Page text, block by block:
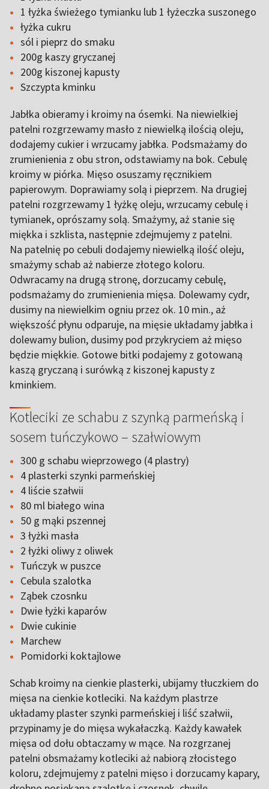
1 łyżka świeżego tymianku lub 1 łyżeczka suszonego
łyżka cukru
sól i pieprz do smaku
200g kaszy gryczanej
200g kiszonej kapusty
Szczypta kminku
Jabłka obieramy i kroimy na ósemki. Na niewielkiej
patelni rozgrzewamy masło z niewielką ilością oleju,
dodajemy cukier i wrzucamy jabłka. Podsmażamy do
zrumienienia z obu stron, odstawiamy na bok. Cebulę
kroimy w piórka. Mięso osuszamy ręcznikiem
papierowym. Doprawiamy solą i pieprzem. Na drugiej
patelni rozgrzewamy 1 łyżkę oleju, wrzucamy cebulę i
tymianek, oprószamy solą. Smażymy, aż stanie się
miękka i szklista, następnie zdejmujemy z patelni.
Na patelnię po cebuli dodajemy niewielką ilość oleju,
smażymy schab aż nabierze złotego koloru.
Odwracamy na drugą stronę, dorzucamy cebulę,
podsmażamy do zrumienienia mięsa. Dolewamy cydr,
dusimy na niewielkim ogniu przez ok. 10 min., aż
większość płynu odparuje, na mięsie układamy jabłka i
dolewamy bulion, dusimy pod przykryciem aż mięso
będzie miękkie. Gotowe bitki podajemy z gotowaną
kaszą gryczaną i surówką z kiszonej kapusty z
kminkiem.
Kotleciki ze schabu z szynką parmeńską i
sosem tuńczykowo – szałwiowym
300 g schabu wieprzowego (4 plastry)
4 plasterki szynki parmeńskiej
4 liście szałwii
80 ml białego wina
50 g mąki pszennej
3 łyżki masła
2 łyżki oliwy z oliwek
Tuńczyk w puszce
Cebula szalotka
Ząbek czosnku
Dwie łyżki kaparów
Dwie cukinie
Marchew
Pomidorki koktajlowe
Schab kroimy na cienkie plasterki, ubijamy tłuczkiem do
mięsa na cienkie kotleciki. Na każdym plastrze
układamy plaster szynki parmeńskiej i liść szałwii,
przypinamy je do mięsa wykałaczką. Każdy kawałek
mięsa od dołu obtaczamy w mące. Na rozgrzanej
patelni obsmażamy kotleciki aż nabiorą złocistego
koloru, zdejmujemy z patelni mięso i dorzucamy kapary,